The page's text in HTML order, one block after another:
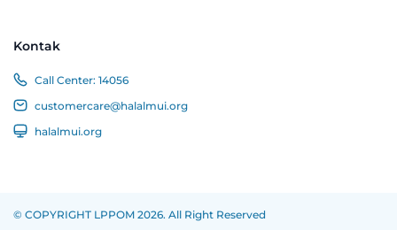
Kontak
Call Center: 14056
customercare@halalmui.org
halalmui.org
© COPYRIGHT LPPOM 2026. All Right Reserved